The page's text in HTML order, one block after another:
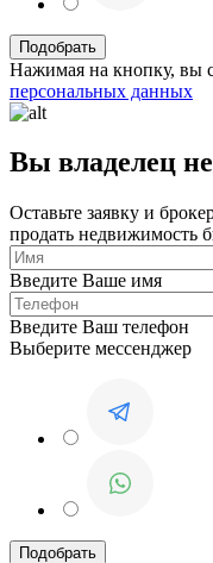
Нажимая на кнопку, вы
персональных данных
Вы владелец
Оставьте заявку и
продать недвижимость
Введите Ваше имя
Введите Ваш телефон
Выберите мессенджер